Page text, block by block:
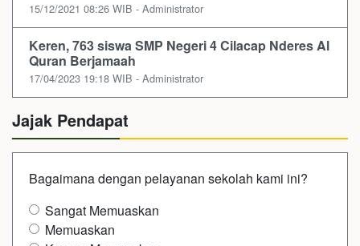
15/12/2021 08:26 WIB - Administrator
Keren, 763 siswa SMP Negeri 4 Cilacap Nderes Al
Quran Berjamaah
17/04/2023 19:18 WIB - Administrator
Jajak Pendapat
Bagaimana dengan pelayanan sekolah kami ini?
Sangat Memuaskan
Memuaskan